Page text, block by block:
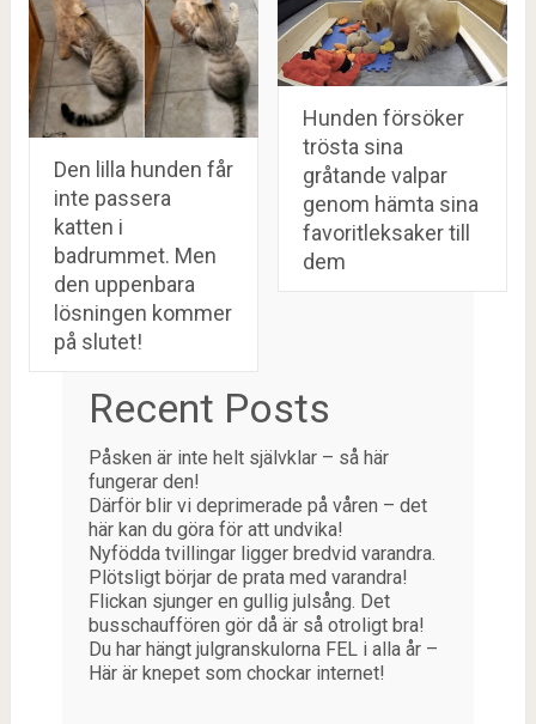
Den lilla hunden får
inte passera
katten i
badrummet. Men
den uppenbara
lösningen kommer
på slutet!
Hunden försöker
trösta sina
gråtande valpar
genom hämta sina
favoritleksaker till
dem
Recent Posts
Påsken är inte helt självklar – så här
fungerar den!
Därför blir vi deprimerade på våren – det
här kan du göra för att undvika!
Nyfödda tvillingar ligger bredvid varandra.
Plötsligt börjar de prata med varandra!
Flickan sjunger en gullig julsång. Det
busschauffören gör då är så otroligt bra!
Du har hängt julgranskulorna FEL i alla år –
Här är knepet som chockar internet!